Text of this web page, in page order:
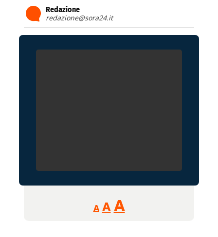
Redazione
redazione@sora24.it
A
Reducir
tamaño
A Restablecer
tamaño
AAumentar